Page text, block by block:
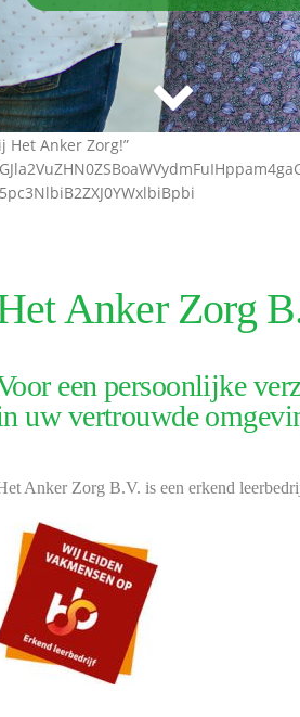
Het Anker Zorg!”
Anker Zorg
een persoonlijke
uw vertrouwde
Anker Zorg B.V. is een erkend